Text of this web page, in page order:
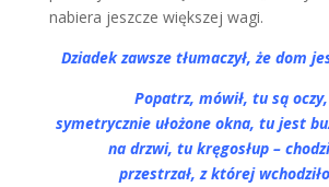
nabiera jeszcze większej wagi.
Dziadek zawsze tłumaczył, że dom
Popatrz, mówił, tu są
symetrycznie ułożone okna, tu jest
na drzwi, tu kręgosłup –
przestrzał, z której